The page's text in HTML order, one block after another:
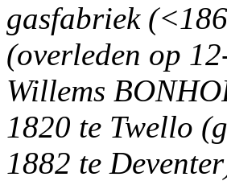
gasfabriek
(overleden op
Willems
1820 te Twello
1882 te